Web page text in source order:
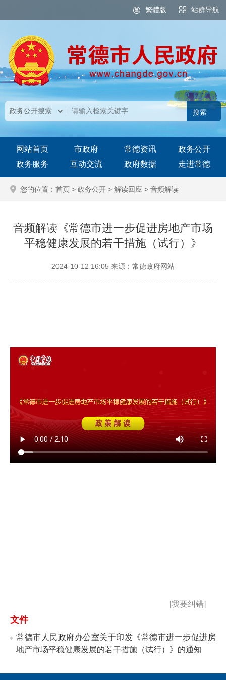
繁體版 站群导航
网站首页 市政府 常德资讯
政务公开
政务服务
互动交流 政府数据 走进常德
您的位置： 首页 > 政务公开 > 解读回应 > 音频解读
音频解读《常德市进一步促进房地产市场
平稳健康发展的若干措施（试行）》
2024-10-12 16:05 来源：常德政府网站
[我要纠错]
文件
常德市人民政府办公室关于印发《常德市进一步促进房
地产市场平稳健康发展的若干措施（试行）》的通知